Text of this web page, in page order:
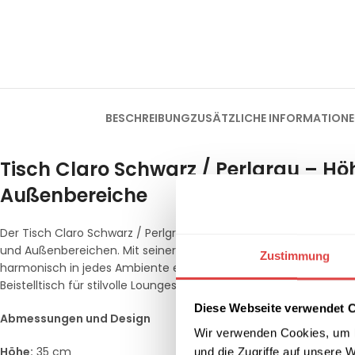
Zustimmung
Diese Webseite verwendet
Wir verwenden Cookies,
und die Zugriffe auf unsere
BESCHREIBUNGZUSÄTZLICHE
Tisch Claro Schwarz / Perlgrau –
Außenbereiche
Der Tisch Claro Schwarz / Perlgrau kombiniert elegantes
und Außenbereichen. Mit seiner edlen schwarzen Laminat-
harmonisch in jedes Ambiente ein. Die kompakte Bauweise
Beistelltisch für stilvolle Lounges, Terrassen und Gärten.
Abmessungen und Design
Höhe: 35 cm